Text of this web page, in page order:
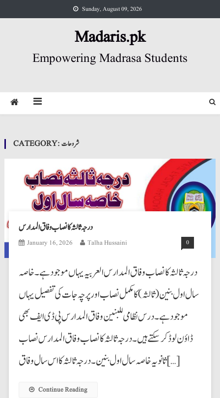
to
Sunday, August 09, 2026
Madaris.pk
Empowering Madrasa Students
CATEGORY:شروحات
درجہ ثالثہ کا نصاب وفاق المدارس
January 16, 2026 Talha Hussaini 0
درجہ ثالثہ کا نصاب وفاق المدارس العربیہ یہاں موجود ہے۔ خاصہ
سال اول بنین(ثالثہ)کا مکمل نصاب اور پرچہ جات کی تفصیل یہاں
موجود ہے۔ درس نظامی للبنین وفاق المدارس پی ڈی ایف بھی
ڈاؤن لوڈ کرسکتے ہیں۔ درجہ ثالثہ کا نصاب وفاق المدارس نصاب
ثانویہ خاصہ سال اول بنین۔ درجہ ثالثہ کا اس سال وفاق […]
Continue Reading